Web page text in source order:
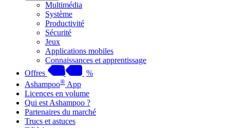
Multimédia
Système
Productivité
Sécurité
Jeux
Applications mobiles
Connaissances et apprentissage
Offres
%
Ashampoo® App
Licences en volume
Qui est Ashampoo ?
Partenaires du marché
Trucs et astuces